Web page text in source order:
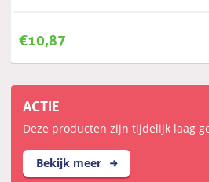
€10,87
ACTIE
Deze producten zijn tijdelijk laag
Bekijk meer